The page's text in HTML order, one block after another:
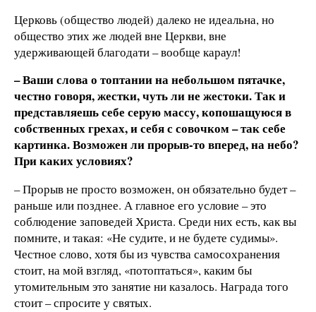
Церковь (общество людей) далеко не идеальна, но
общество этих же людей вне Церкви, вне
удерживающей благодати – вообще караул!
– Ваши слова о топтании на небольшом пятачке,
честно говоря, жестки, чуть ли не жестоки. Так и
представляешь себе серую массу, копошащуюся в
собственных грехах, и себя с совочком – так себе
картинка. Возможен ли прорыв-то вперед, на небо?
При каких условиях?
– Прорыв не просто возможен, он обязательно будет –
раньше или позднее. А главное его условие – это
соблюдение заповедей Христа. Среди них есть, как вы
помните, и такая: «Не судите, и не будете судимы».
Честное слово, хотя бы из чувства самосохранения
стоит, на мой взгляд, «потоптаться», каким бы
утомительным это занятие ни казалось. Награда того
стоит – спросите у святых.